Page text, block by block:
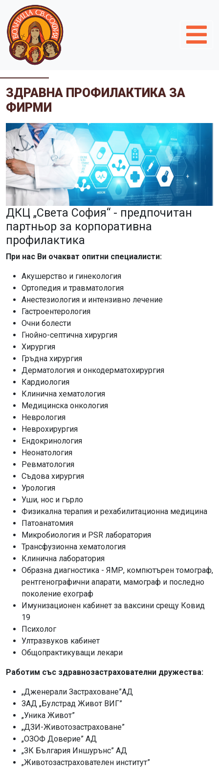
ЗДРАВНА ПРОФИЛАКТИКА ЗА
ФИРМИ
ДКЦ „Света София“ - предпочитан
партньор за корпоративна
профилактика
При нас Ви очакват опитни специалисти:
Акушерство и гинекология
Ортопедия и травматология
Анестезиология и интензивно лечение
Гастроентерология
Очни болести
Гнойно-септична хирургия
Хирургия
Гръдна хирургия
Дерматология и онкодерматохирургия
Кардиология
Клинична хематология
Медицинска онкология
Неврология
Неврохирургия
Ендокринология
Неонатология
Ревматология
Съдова хирургия
Урология
Уши, нос и гърло
Физикална терапия и рехабилитационна медицина
Патоанатомия
Микробиология и PSR лаборатория
Трансфузионна хематология
Клинична лаборатория
Образна диагностика - ЯМР, компютърен томограф,
рентгенографични апарати, мамограф и последно
поколение ехограф
Имунизационен кабинет за ваксини срещу Ковид
19
Психолог
Ултразвуков кабинет
Общопрактикуващи лекари
Работим със здравнозастрахователни дружества:
„Дженерали Застраховане”АД
ЗАД „Булстрад Живот ВИГ”
„Уника Живот”
„ДЗИ-Животозастраховане”
„ОЗОФ Доверие” АД
„ЗК България Иншурънс” АД
„Животозастрахователен институт”